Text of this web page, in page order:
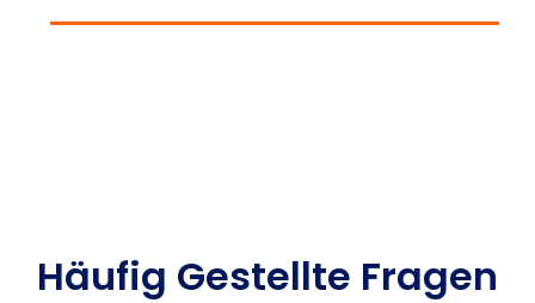
Häufig Gestellte Fragen